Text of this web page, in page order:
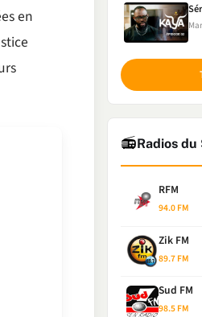
en
📻Radios du
RFM
94.0 FM
Zik FM
89.7 FM
Sud FM
98.5 FM